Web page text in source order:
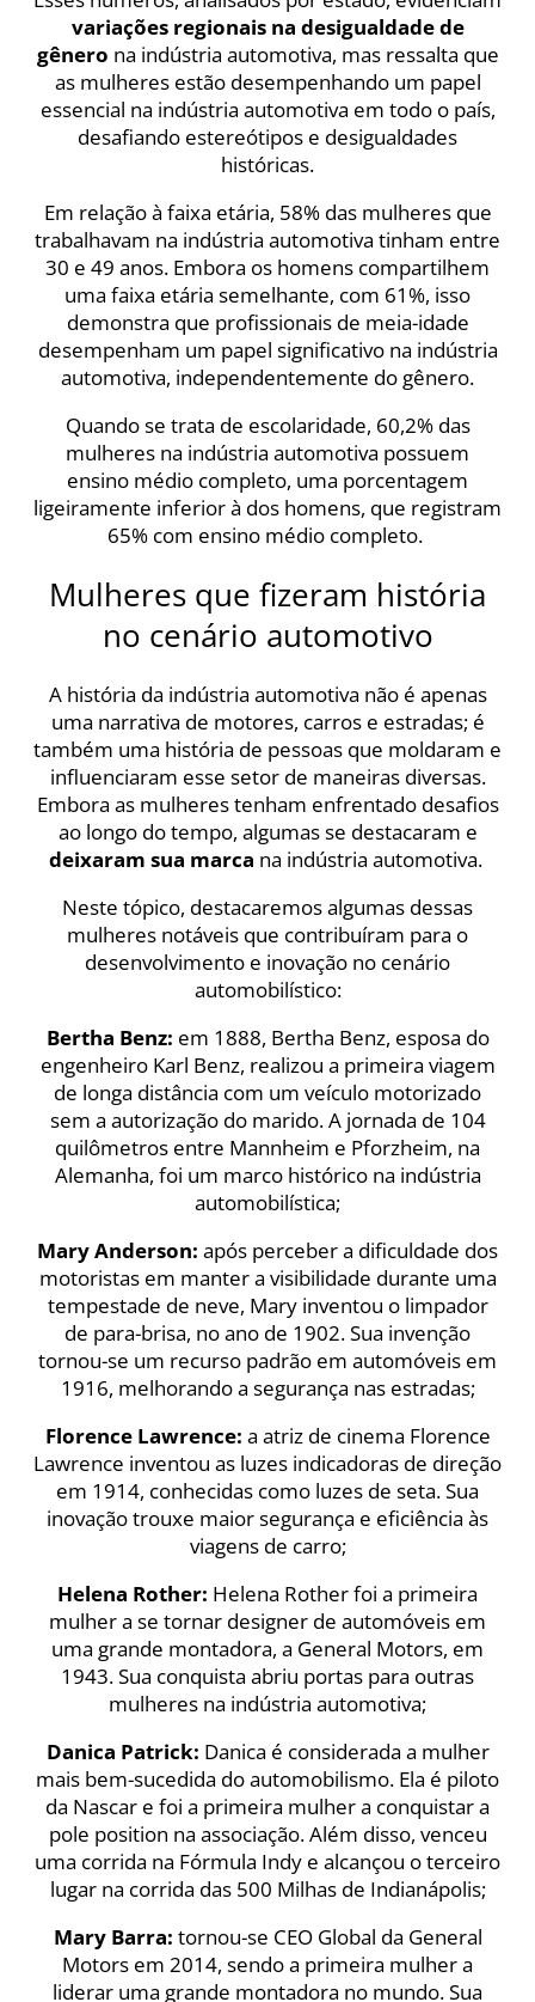
variações regionais na desigualdade de
gênero na indústria automotiva, mas ressalta que
as mulheres estão desempenhando um papel
essencial na indústria automotiva em todo o país,
desafiando estereótipos e desigualdades
históricas.
Em relação à faixa etária, 58% das mulheres que
trabalhavam na indústria automotiva tinham entre
30 e 49 anos. Embora os homens compartilhem
uma faixa etária semelhante, com 61%, isso
demonstra que profissionais de meia-idade
desempenham um papel significativo na indústria
automotiva, independentemente do gênero.
Quando se trata de escolaridade, 60,2% das
mulheres na indústria automotiva possuem
ensino médio completo, uma porcentagem
ligeiramente inferior à dos homens, que registram
65% com ensino médio completo.
Mulheres que fizeram história
no cenário automotivo
A história da indústria automotiva não é apenas
uma narrativa de motores, carros e estradas; é
também uma história de pessoas que moldaram e
influenciaram esse setor de maneiras diversas.
Embora as mulheres tenham enfrentado desafios
ao longo do tempo, algumas se destacaram e
deixaram sua marca na indústria automotiva.
Neste tópico, destacaremos algumas dessas
mulheres notáveis que contribuíram para o
desenvolvimento e inovação no cenário
automobilístico:
Bertha Benz: em 1888, Bertha Benz, esposa do
engenheiro Karl Benz, realizou a primeira viagem
de longa distância com um veículo motorizado
sem a autorização do marido. A jornada de 104
quilômetros entre Mannheim e Pforzheim, na
Alemanha, foi um marco histórico na indústria
automobilística;
Mary Anderson: após perceber a dificuldade dos
motoristas em manter a visibilidade durante uma
tempestade de neve, Mary inventou o limpador
de para-brisa, no ano de 1902. Sua invenção
tornou-se um recurso padrão em automóveis em
1916, melhorando a segurança nas estradas;
Florence Lawrence: a atriz de cinema Florence
Lawrence inventou as luzes indicadoras de direção
em 1914, conhecidas como luzes de seta. Sua
inovação trouxe maior segurança e eficiência às
viagens de carro;
Helena Rother: Helena Rother foi a primeira
mulher a se tornar designer de automóveis em
uma grande montadora, a General Motors, em
1943. Sua conquista abriu portas para outras
mulheres na indústria automotiva;
Danica Patrick: Danica é considerada a mulher
mais bem-sucedida do automobilismo. Ela é piloto
da Nascar e foi a primeira mulher a conquistar a
pole position na associação. Além disso, venceu
uma corrida na Fórmula Indy e alcançou o terceiro
lugar na corrida das 500 Milhas de Indianápolis;
Mary Barra: tornou-se CEO Global da General
Motors em 2014, sendo a primeira mulher a
liderar uma grande montadora no mundo. Sua